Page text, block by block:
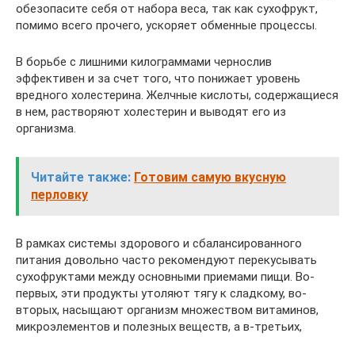
обезопасите себя от набора веса, так как сухофрукт,
помимо всего прочего, ускоряет обменные процессы.
В борьбе с лишними килограммами чернослив
эффективен и за счет того, что понижает уровень
вредного холестерина. Желчные кислоты, содержащиеся
в нем, растворяют холестерин и выводят его из
организма.
Читайте также: Готовим самую вкусную
перловку
В рамках системы здорового и сбалансированного
питания довольно часто рекомендуют перекусывать
сухофруктами между основными приемами пищи. Во-
первых, эти продукты утоляют тягу к сладкому, во-
вторых, насыщают организм множеством витаминов,
микроэлементов и полезных веществ, а в-третьих,